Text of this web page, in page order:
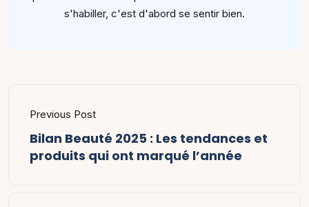
s'habiller, c'est d'abord se sentir bien.
Previous Post
Bilan Beauté 2025 : Les tendances et
produits qui ont marqué l’année